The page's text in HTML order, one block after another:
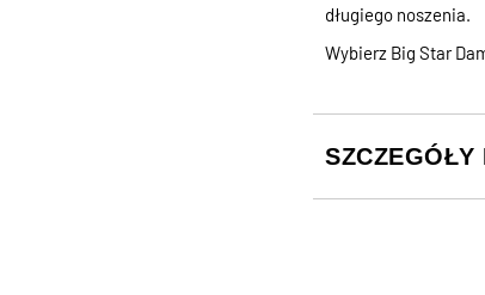
długiego noszenia.
Wybierz Big Star
SZCZEGÓŁY